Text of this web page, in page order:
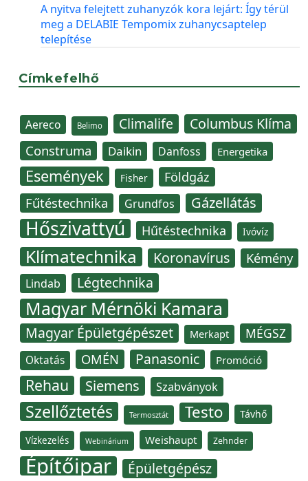
A nyitva felejtett zuhanyzók kora lejárt: Így térül
meg a DELABIE Tempomix zuhanycsaptelep
telepítése
Címkefelhő
Aereco Belimo Climalife Columbus Klíma
Construma Daikin Danfoss Energetika
Események Fisher Földgáz
Fűtéstechnika Grundfos Gázellátás
Hőszivattyú Hűtéstechnika Ivóvíz
Klímatechnika Koronavírus Kémény
Lindab Légtechnika
Magyar Mérnöki Kamara
Magyar Épületgépészet Merkapt MÉGSZ
Oktatás OMÉN Panasonic Promóció
Rehau Siemens Szabványok
Szellőztetés Termosztát Testo Távhő
Vízkezelés Webinárium Weishaupt Zehnder
Építőipar Épületgépész